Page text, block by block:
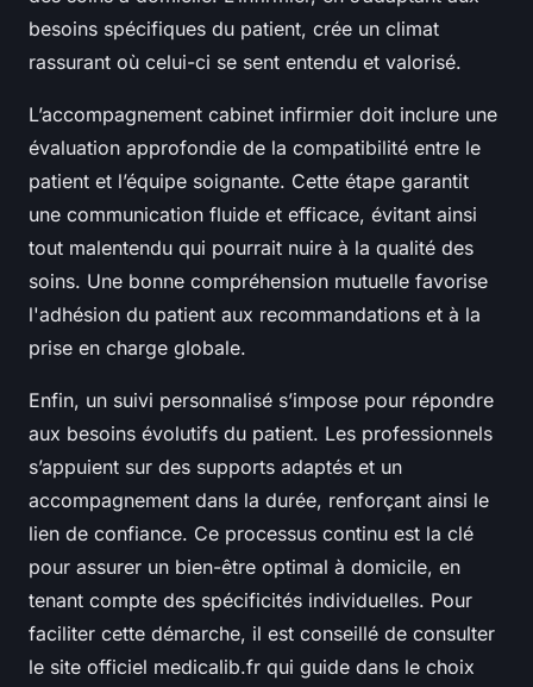
besoins spécifiques du patient, crée un climat
rassurant où celui-ci se sent entendu et valorisé.
L’accompagnement cabinet infirmier doit inclure une
évaluation approfondie de la compatibilité entre le
patient et l’équipe soignante. Cette étape garantit
une communication fluide et efficace, évitant ainsi
tout malentendu qui pourrait nuire à la qualité des
soins. Une bonne compréhension mutuelle favorise
l'adhésion du patient aux recommandations et à la
prise en charge globale.
Enfin, un suivi personnalisé s’impose pour répondre
aux besoins évolutifs du patient. Les professionnels
s’appuient sur des supports adaptés et un
accompagnement dans la durée, renforçant ainsi le
lien de confiance. Ce processus continu est la clé
pour assurer un bien-être optimal à domicile, en
tenant compte des spécificités individuelles. Pour
faciliter cette démarche, il est conseillé de consulter
le site officiel medicalib.fr qui guide dans le choix